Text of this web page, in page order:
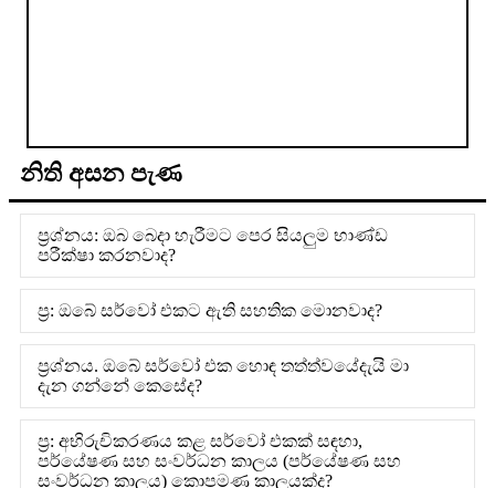
නිති අසන පැණ
ප්‍රශ්නය: ඔබ බෙදා හැරීමට පෙර සියලුම භාණ්ඩ
පරීක්ෂා කරනවාද?
ප්‍ර: ඔබේ සර්වෝ එකට ඇති සහතික මොනවාද?
ප්‍රශ්නය. ඔබේ සර්වෝ එක හොඳ තත්ත්වයේදැයි මා
දැන ගන්නේ කෙසේද?
ප්‍ර: අභිරුචිකරණය කළ සර්වෝ එකක් සඳහා,
පර්යේෂණ සහ සංවර්ධන කාලය (පර්යේෂණ සහ
සංවර්ධන කාලය) කොපමණ කාලයක්ද?